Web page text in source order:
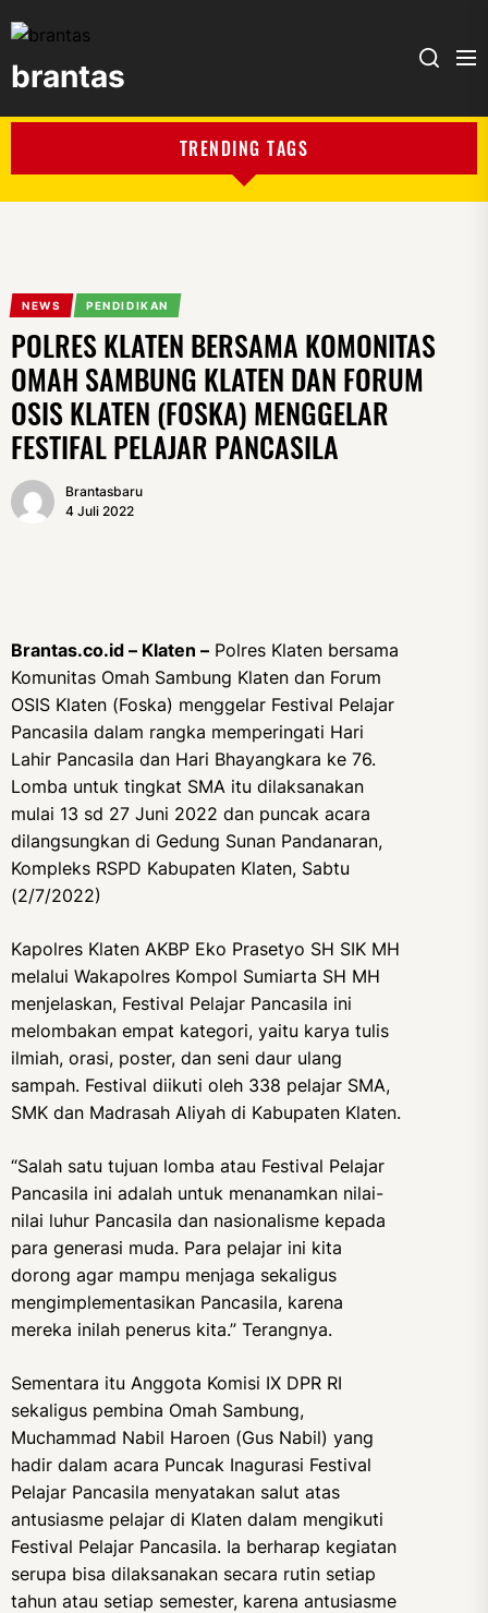
brantas
TRENDING TAGS
NEWS PENDIDIKAN
POLRES KLATEN BERSAMA KOMONITAS
OMAH SAMBUNG KLATEN DAN FORUM
OSIS KLATEN (FOSKA) MENGGELAR
FESTIFAL PELAJAR PANCASILA
Brantasbaru
4 Juli 2022
Brantas.co.id – Klaten – Polres Klaten bersama
Komunitas Omah Sambung Klaten dan Forum
OSIS Klaten (Foska) menggelar Festival Pelajar
Pancasila dalam rangka memperingati Hari
Lahir Pancasila dan Hari Bhayangkara ke 76.
Lomba untuk tingkat SMA itu dilaksanakan
mulai 13 sd 27 Juni 2022 dan puncak acara
dilangsungkan di Gedung Sunan Pandanaran,
Kompleks RSPD Kabupaten Klaten, Sabtu
(2/7/2022)
Kapolres Klaten AKBP Eko Prasetyo SH SIK MH
melalui Wakapolres Kompol Sumiarta SH MH
menjelaskan, Festival Pelajar Pancasila ini
melombakan empat kategori, yaitu karya tulis
ilmiah, orasi, poster, dan seni daur ulang
sampah. Festival diikuti oleh 338 pelajar SMA,
SMK dan Madrasah Aliyah di Kabupaten Klaten.
“Salah satu tujuan lomba atau Festival Pelajar
Pancasila ini adalah untuk menanamkan nilai-
nilai luhur Pancasila dan nasionalisme kepada
para generasi muda. Para pelajar ini kita
dorong agar mampu menjaga sekaligus
mengimplementasikan Pancasila, karena
mereka inilah penerus kita.” Terangnya.
Sementara itu Anggota Komisi IX DPR RI
sekaligus pembina Omah Sambung,
Muchammad Nabil Haroen (Gus Nabil) yang
hadir dalam acara Puncak Inagurasi Festival
Pelajar Pancasila menyatakan salut atas
antusiasme pelajar di Klaten dalam mengikuti
Festival Pelajar Pancasila. Ia berharap kegiatan
serupa bisa dilaksanakan secara rutin setiap
tahun atau setiap semester, karena antusiasme